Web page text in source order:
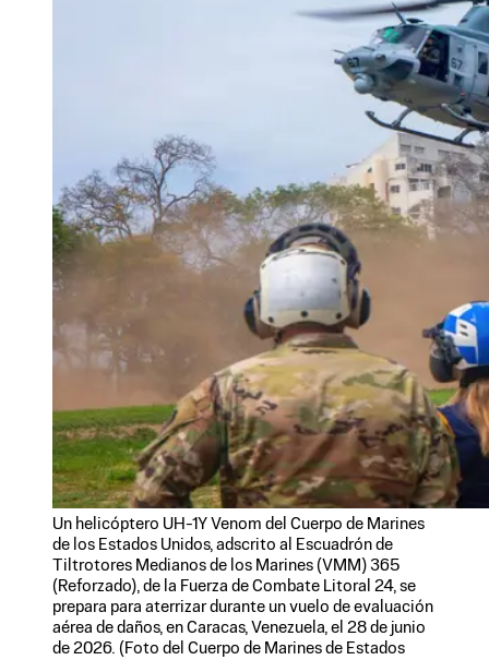
Un helicóptero UH-1Y Venom del Cuerpo de Marines
de los Estados Unidos, adscrito al Escuadrón de
Tiltrotores Medianos de los Marines (VMM) 365
(Reforzado), de la Fuerza de Combate Litoral 24, se
prepara para aterrizar durante un vuelo de evaluación
aérea de daños, en Caracas, Venezuela, el 28 de junio
de 2026. (Foto del Cuerpo de Marines de Estados